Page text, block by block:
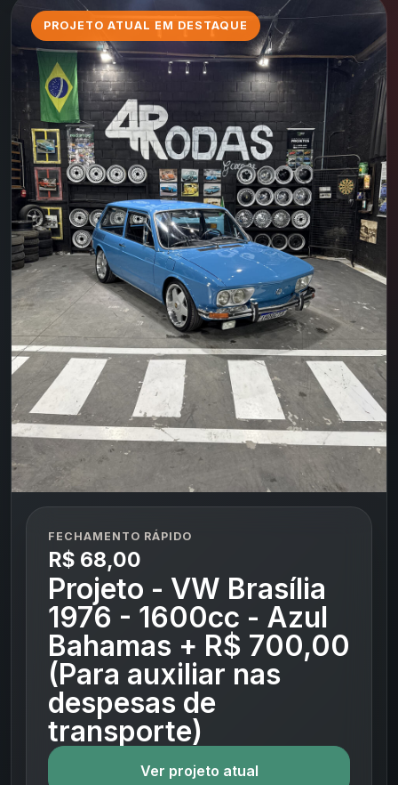
PROJETO ATUAL EM DESTAQUE
FECHAMENTO RÁPIDO
R$ 68,00
Projeto - VW Brasília
1976 - 1600cc - Azul
Bahamas + R$ 700,00
(Para auxiliar nas
despesas de
transporte)
Ver projeto atual